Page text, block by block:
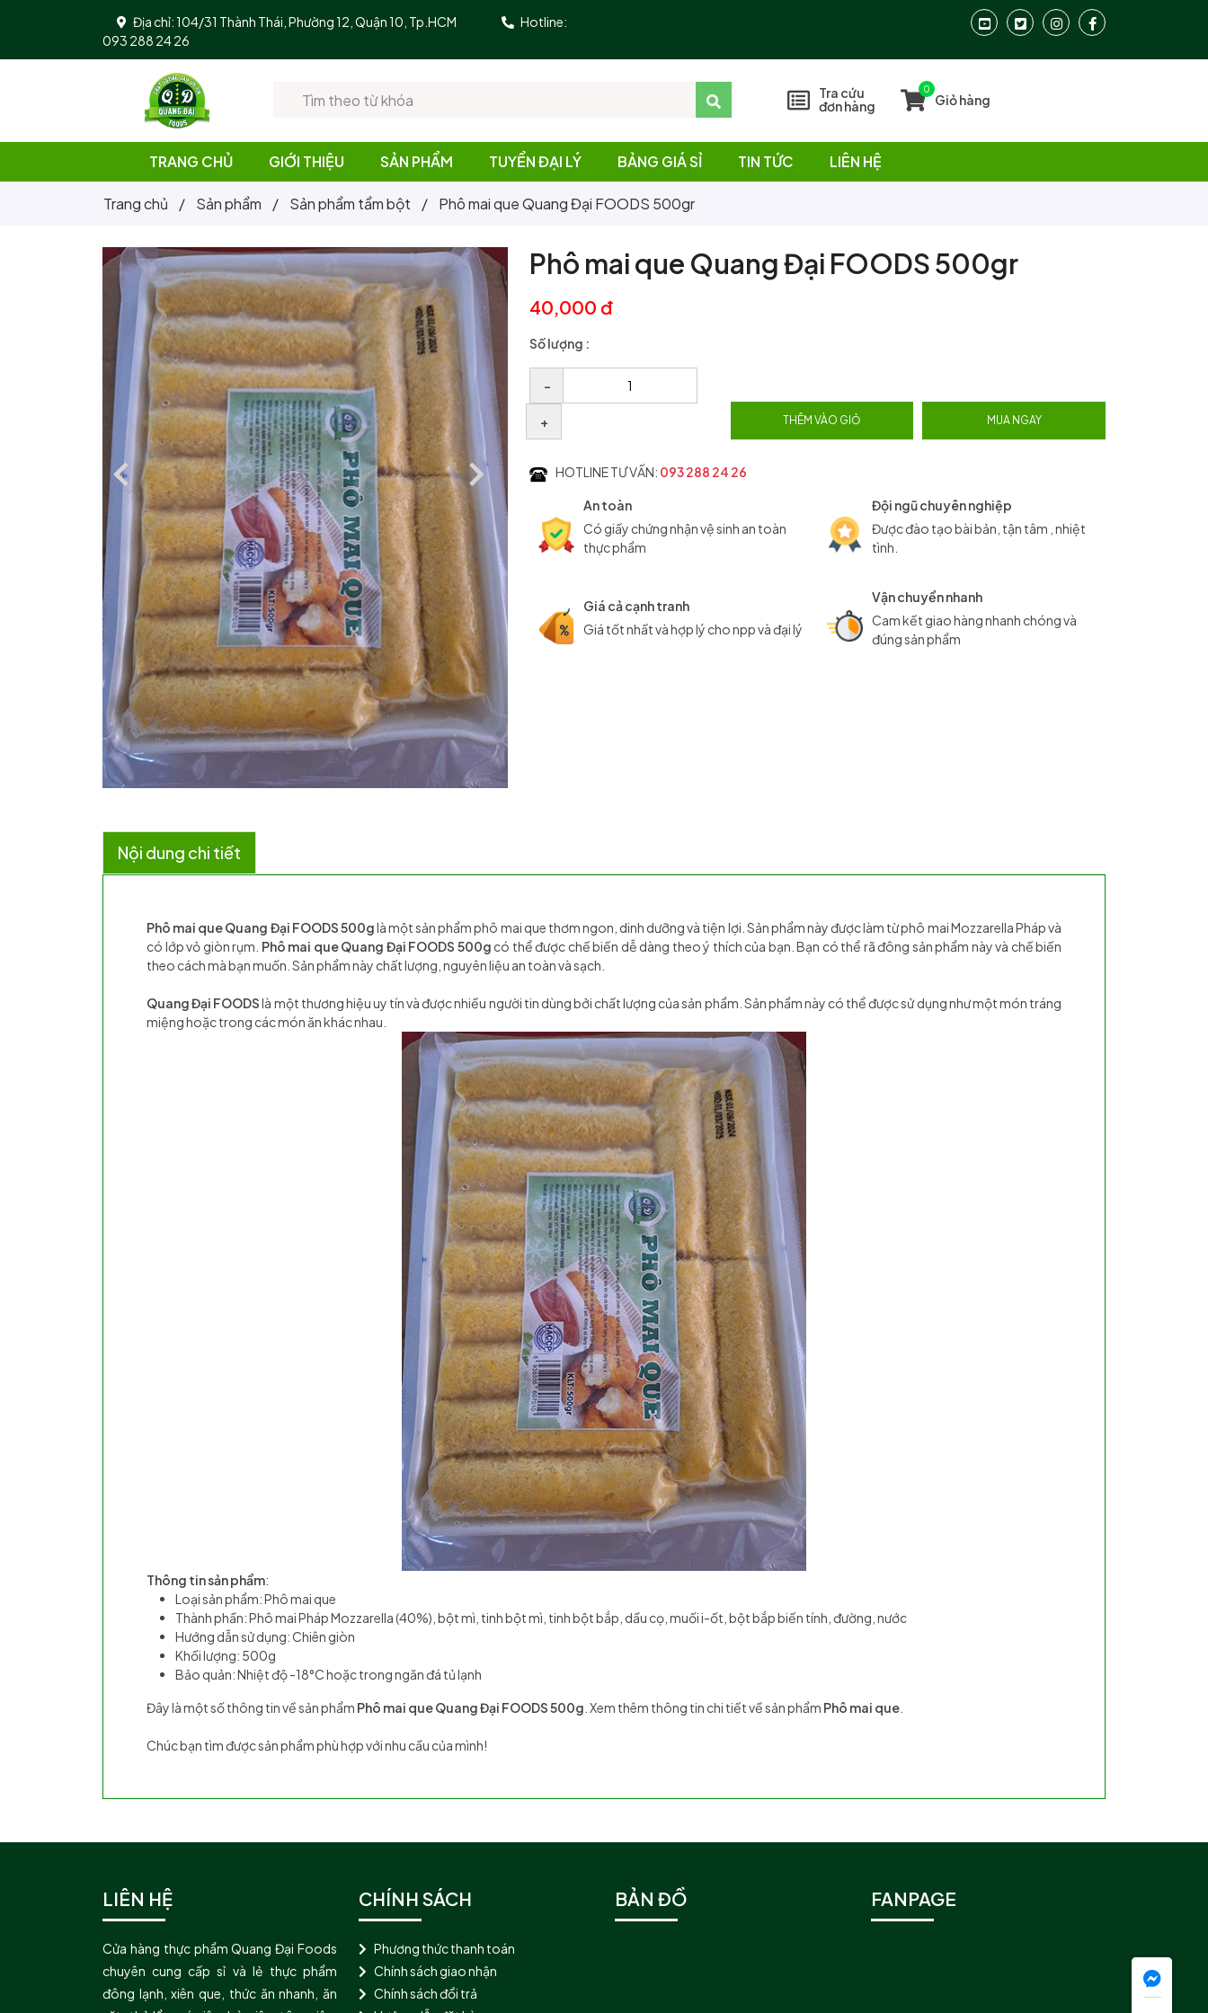
Địa chỉ: 104/31 Thành Thái, Phường 12, Quận 10, Tp.HCM
Hotline:
093 288 24 26
Tra cứu
đơn hàng
0
Giỏ hàng
TRANG CHỦ GIỚI THIỆU SẢN PHẨM TUYỂN ĐẠI LÝ BẢNG GIÁ SỈ TIN TỨC LIÊN HỆ
Trang chủ / Sản phẩm / Sản phẩm tẩm bột / Phô mai que Quang Đại FOODS 500gr
Phô mai que Quang Đại FOODS 500gr
40,000 đ
Số lượng :
–
+ THÊM VÀO GIỎ MUA NGAY
HOTLINE TƯ VẤN: 093 288 24 26
An toàn
Có giấy chứng nhận vệ sinh an toàn
thực phẩm
Đội ngũ chuyên nghiệp
Được đào tạo bài bản, tận tâm , nhiệt
tình.
Giá cả cạnh tranh
Giá tốt nhất và hợp lý cho npp và đại lý
Vận chuyển nhanh
Cam kết giao hàng nhanh chóng và
đúng sản phẩm
Nội dung chi tiết
Phô mai que Quang Đại FOODS 500glà một sản phẩm phô mai que thơm ngon, dinh dưỡng và tiện lợi. Sản phẩm này được làm từ phô mai Mozzarella Pháp và
có lớp vỏ giòn rụm. Phô mai que Quang Đại FOODS 500g có thể được chế biến dễ dàng theo ý thích của bạn. Bạn có thể rã đông sản phẩm này và chế biến
theo cách mà bạn muốn. Sản phẩm này chất lượng, nguyên liệu an toàn và sạch.
Quang Đại FOODSlà một thương hiệu uy tín và được nhiều người tin dùng bởi chất lượng của sản phẩm. Sản phẩm này có thể được sử dụng như một món tráng
miệng hoặc trong các món ăn khác nhau.
Thông tin sản phẩm:
Loại sản phẩm: Phô mai que
Thành phần: Phô mai Pháp Mozzarella (40%), bột mì, tinh bột mì, tinh bột bắp, dầu cọ, muối i-ốt, bột bắp biến tính, đường, nước
Hướng dẫn sử dụng: Chiên giòn
Khối lượng: 500g
Bảo quản: Nhiệt độ -18°C hoặc trong ngăn đá tủ lạnh
Đây là một số thông tin về sản phẩm Phô mai que Quang Đại FOODS500g . Xem thêm thông tin chi tiết về sản phẩm Phô mai que
Chúc bạn tìm được sản phẩm phù hợp với nhu cầu của mình!
LIÊN HỆ
Cửa hàng thực phẩm Quang Đại Foods
chuyên cung cấp sỉ và lẻ thực phẩm
đông lạnh, xiên que, thức ăn nhanh, ăn
CHÍNH SÁCH
Phương thức thanh toán
Chính sách giao nhận
Chính sách đổi trả
BẢN ĐỒ FANPAGE